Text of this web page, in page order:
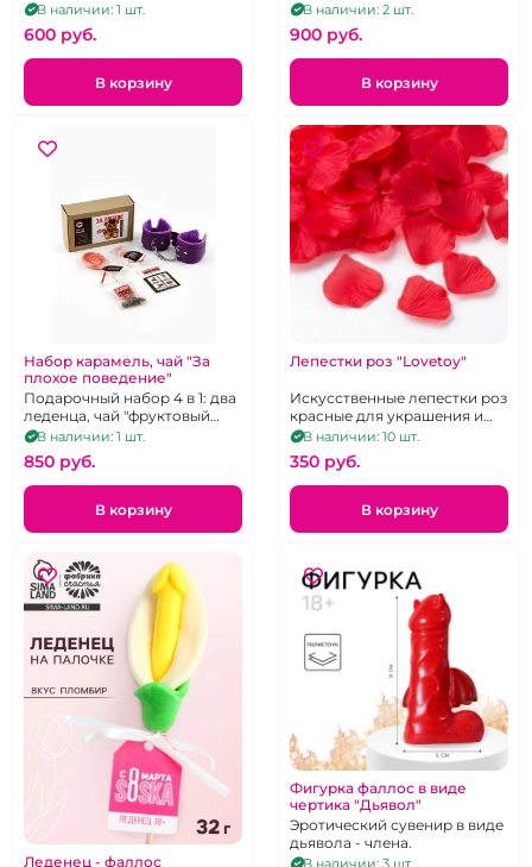
В наличии: 1 шт.
600 pуб.
В корзину
В наличии: 2 шт.
900 pуб.
В корзину
Набор карамель, чай "За
плохое поведение"
Подарочный набор 4 в 1: два
леденца, чай "фруктовый
микс", наручники
фиолетового цвета.
В наличии: 1 шт.
850 pуб.
В корзину
Лепестки роз "Lovetoy"
Искусственные лепестки роз
красные для украшения и
романтики, в прозрачном
сатиновом мешочке
В наличии: 10 шт.
350 pуб.
В корзину
Леденец - фаллос
Фигурка фаллос в виде
чертика "Дьявол"
Эротический сувенир в виде
дьявола - члена.